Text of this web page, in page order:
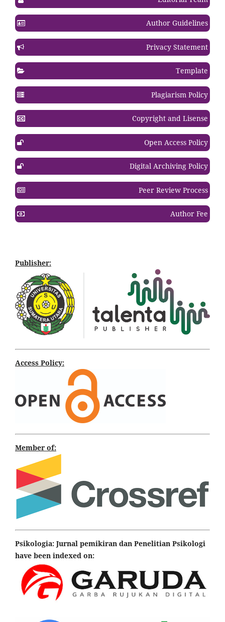
Author Guidelines
Privacy Statement
Template
Plagiarism Policy
Copyright and Lisense
Open Access Policy
Digital Archiving Policy
Peer Review Process
Author Fee
Publisher:
Access Policy:
Member of:
Psikologia: Jurnal pemikiran dan Penelitian Psikologi
have been indexed on: